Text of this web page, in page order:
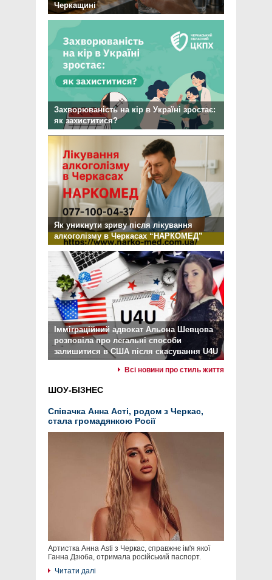
Черкащині
Захворюваність на кір в Україні зростає:
як захиститися?
Як уникнути зриву після лікування
алкоголізму в Черкасах “НАРКОМЕД”
Імміграційний адвокат Альона Шевцова
розповіла про легальні способи
залишитися в США після скасування U4U
Всі новини про стиль життя
ШОУ-БІЗНЕС
Співачка Анна Асті, родом з Черкас,
стала громадянкою Росії
Артистка Анна Asti з Черкас, справжнє ім'я якої
Ганна Дзюба, отримала російський паспорт.
Читати далі